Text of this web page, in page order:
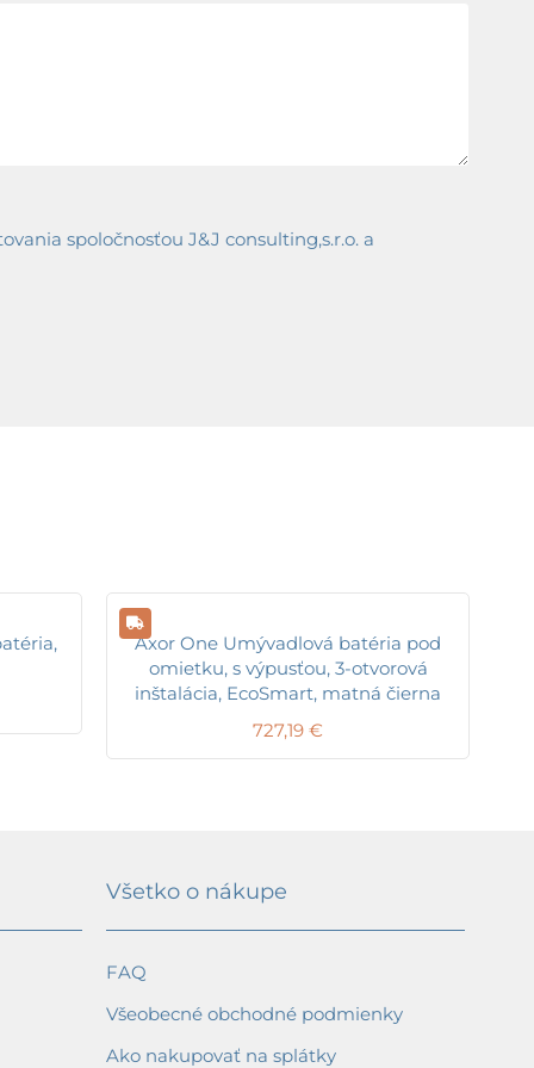
spoločnosťou J&J consulting,s.r.o. a
Axor One Umývadlová batéria pod
omietku, s výpusťou, 3-otvorová
inštalácia, EcoSmart, matná čierna
727,19 €
Všetko o nákupe
FAQ
Všeobecné obchodné podmienky
Ako nakupovať na splátky